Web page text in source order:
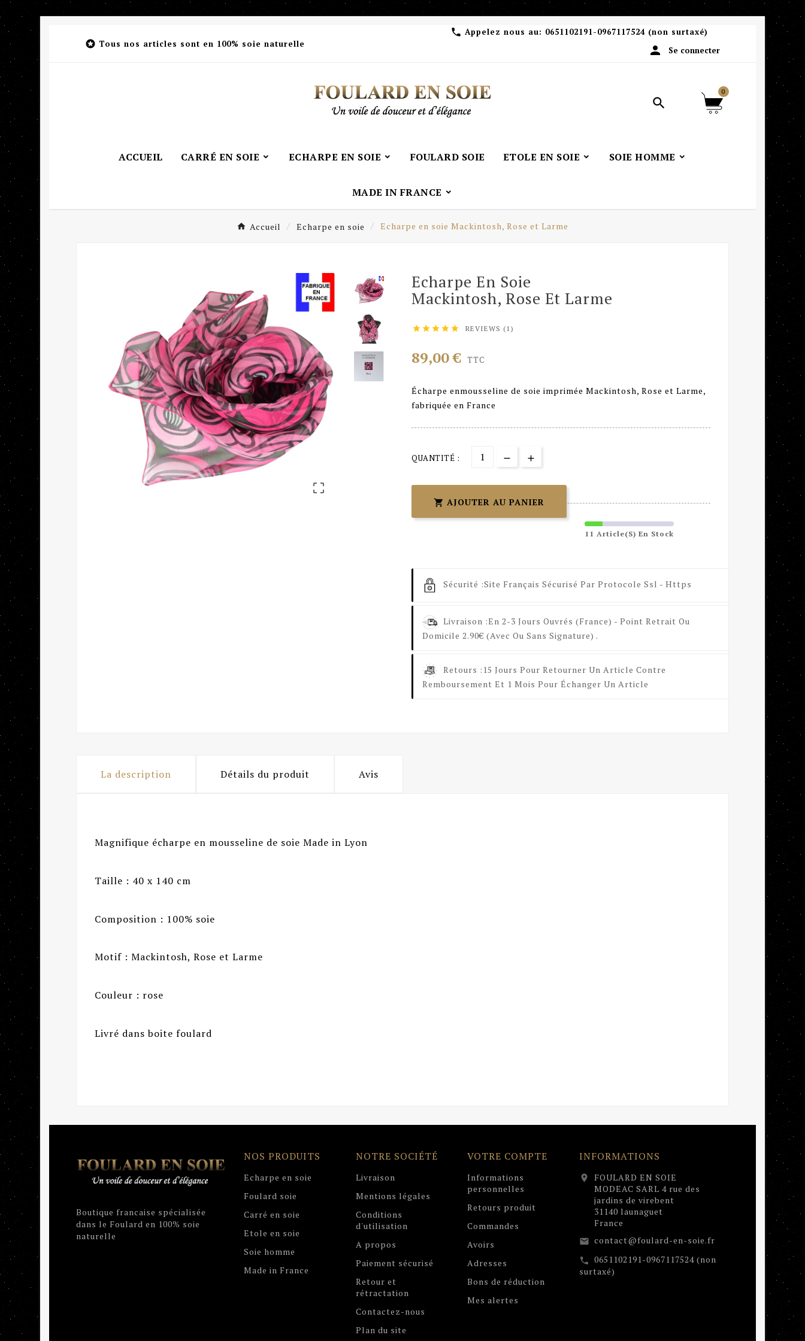
 Tous nos articles sont en 100% soie naturelle
 Appelez nous au: 0651102191-0967117524 (non surtaxé)
 Se connecter

0
ACCUEIL CARRÉ EN SOIE ECHARPE EN SOIE FOULARD SOIE ETOLE EN SOIE SOIE HOMME
MADE IN FRANCE
Accueil Echarpe en soie Echarpe en soie Mackintosh, Rose et Larme

Echarpe En Soie
Mackintosh, Rose Et Larme
     REVIEWS (1)
89,00 € TTC
Écharpe enmousseline de soie imprimée Mackintosh, Rose et Larme,
fabriquée en France
QUANTITÉ :
 AJOUTER AU PANIER
11 Article(s) En Stock
Sécurité :Site Français Sécurisé Par Protocole Ssl - Https
Livraison :En 2-3 Jours Ouvrés (France) - Point Retrait Ou
Domicile 2.90€ (avec Ou Sans Signature) .
Retours : 15 Jours Pour Retourner Un Article Contre
Remboursement Et 1 Mois Pour Échanger Un Article
La description Détails du produit Avis
Magnifique écharpe en mousseline de soie Made in Lyon
Taille : 40 x 140 cm
Composition : 100% soie
Motif : Mackintosh, Rose et Larme
Couleur : rose
Livré dans boite foulard
Boutique francaise spécialisée
dans le Foulard en 100% soie
naturelle
NOS PRODUITS
Echarpe en soie
Foulard soie
Carré en soie
Etole en soie
Soie homme
Made in France
NOTRE SOCIÉTÉ
Livraison
Mentions légales
Conditions
d'utilisation
A propos
Paiement sécurisé
Retour et
rétractation
Contactez-nous
Plan du site
VOTRE COMPTE
Informations
personnelles
Retours produit
Commandes
Avoirs
Adresses
Bons de réduction
Mes alertes
INFORMATIONS
location_on
FOULARD EN SOIE
MODEAC SARL 4 rue des
jardins de virebent
31140 launaguet
France
email contact@foulard-en-soie.fr
call 0651102191-0967117524 (non
surtaxé)